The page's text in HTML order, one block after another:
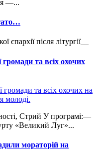
—...
після літургії__
та всіх охочих
Стрий У програмі:—
«Великий Луг»...
мораторій на